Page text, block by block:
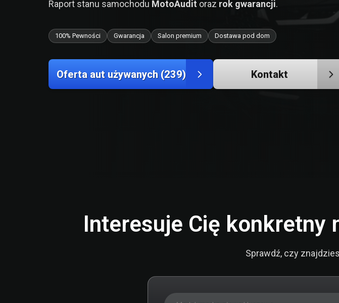
Raport stanu samochodu MotoAudit oraz rok gwarancji.
100% Pewności Gwarancja Salon premium Dostawa pod dom
Oferta aut używanych (239) Kontakt
Interesuje Cię konkretny
Sprawdź, czy